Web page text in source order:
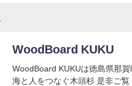
WoodBoard KUKU
WoodBoard KUKUは徳島県那
海と人をつなぐ木頭杉 是非ご